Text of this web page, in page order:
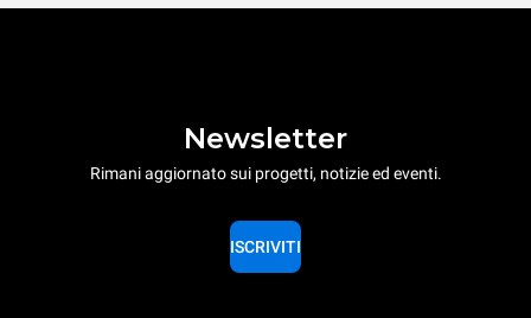
Newsletter
Rimani aggiornato sui progetti, notizie ed eventi.
ISCRIVITI